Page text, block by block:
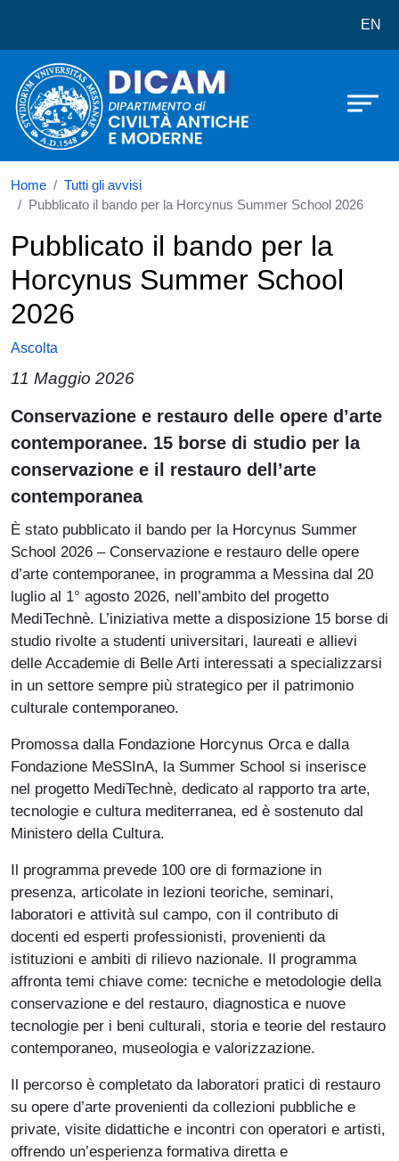
Dipartimento di Civiltà Antiche eEN
Home
Tutti gli avvisi
Pubblicato il bando per la Horcynus Summer School 2026
Pubblicato il bando per la
Horcynus Summer School
2026
Ascolta
11 Maggio 2026
Paragrafo
Conservazione e restauro delle opere d’arte
contemporanee. 15 borse di studio per la
conservazione e il restauro dell’arte
contemporanea
È stato pubblicato il bando per la Horcynus Summer
School 2026 – Conservazione e restauro delle opere
d’arte contemporanee, in programma a Messina dal 20
luglio al 1° agosto 2026, nell’ambito del progetto
MediTechnè. L’iniziativa mette a disposizione 15 borse di
studio rivolte a studenti universitari, laureati e allievi
delle Accademie di Belle Arti interessati a specializzarsi
in un settore sempre più strategico per il patrimonio
culturale contemporaneo.
Promossa dalla Fondazione Horcynus Orca e dalla
Fondazione MeSSInA, la Summer School si inserisce
nel progetto MediTechnè, dedicato al rapporto tra arte,
tecnologie e cultura mediterranea, ed è sostenuto dal
Ministero della Cultura.
Il programma prevede 100 ore di formazione in
presenza, articolate in lezioni teoriche, seminari,
laboratori e attività sul campo, con il contributo di
docenti ed esperti professionisti, provenienti da
istituzioni e ambiti di rilievo nazionale. Il programma
affronta temi chiave come: tecniche e metodologie della
conservazione e del restauro, diagnostica e nuove
tecnologie per i beni culturali, storia e teorie del restauro
contemporaneo, museologia e valorizzazione.
Il percorso è completato da laboratori pratici di restauro
su opere d’arte provenienti da collezioni pubbliche e
private, visite didattiche e incontri con operatori e artisti,
offrendo un’esperienza formativa diretta e